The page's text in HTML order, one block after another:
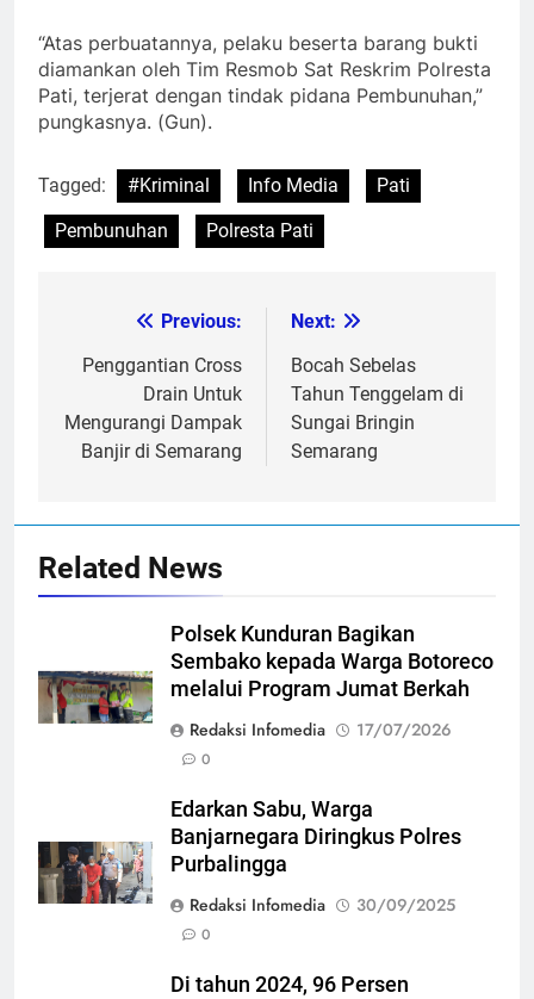
“Atas perbuatannya, pelaku beserta barang bukti
diamankan oleh Tim Resmob Sat Reskrim Polresta
Pati, terjerat dengan tindak pidana Pembunuhan,”
pungkasnya. (Gun).
Tagged: #Kriminal Info Media
Pati
Pembunuhan
Polresta Pati
navigation
Previous:
Penggantian Cross
Drain Untuk
Mengurangi Dampak
Banjir di Semarang
Next:
Bocah Sebelas
Tahun Tenggelam di
Sungai Bringin
Semarang
Related News
Polsek Kunduran Bagikan
Sembako kepada Warga Botoreco
melalui Program Jumat Berkah
Redaksi Infomedia
17/07/2026
0
Edarkan Sabu, Warga
Banjarnegara Diringkus Polres
Purbalingga
Redaksi Infomedia
30/09/2025
0
Di tahun 2024, 96 Persen